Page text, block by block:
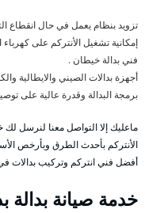
تزويد بنظام يعمل في حال انقطاع
إمكانية تشغيل الأنتركم على كهرباء
فني بدالة خيطان .
أجهزة بدالات الصيني والايطالية
برمجة البدالة وقدرة عالية على
ماعليك إلا التواصل معنا لنرسل لك
الأنتركم بأحدث الطرق وبأرخص
أفضل فني انتركم وتركيب بدالات
خدمة صيانة بدالة